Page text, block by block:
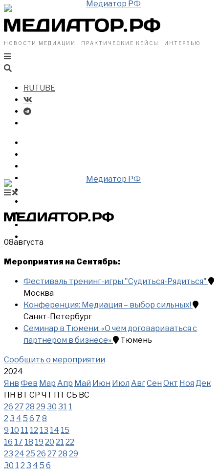
НОВОСТИ МЕДИАЦИИ · ПРАКТИЧЕСКИЕ КЕЙСЫ · ИНТЕРВЬЮ
RUTUBE
ВИДЕО
08августа
Мероприятия на Сентябрь:
Фестиваль тренинг-игры "Судиться-Рядиться"
Москва
Конференция: Медиация – выбор сильных!
Санкт-Петербург
Семинар в Тюмени: «О чем договариваться с
партнером в бизнесе»
Тюмень
Сообщить о мероприятии
2024
Янв Фев Мар Апр Май Июн Июл АвгСен Окт Ноя Дек
ПН ВТ СР ЧТ ПТ СБ ВС
26 27 28 29 30 31 1
2 3 4 5 6 7 8
9 10 11 12 13 14 15
16 17 18 19 20 21 22
23 24 25 26 27 28 29
30 1 2 3 4 5 6